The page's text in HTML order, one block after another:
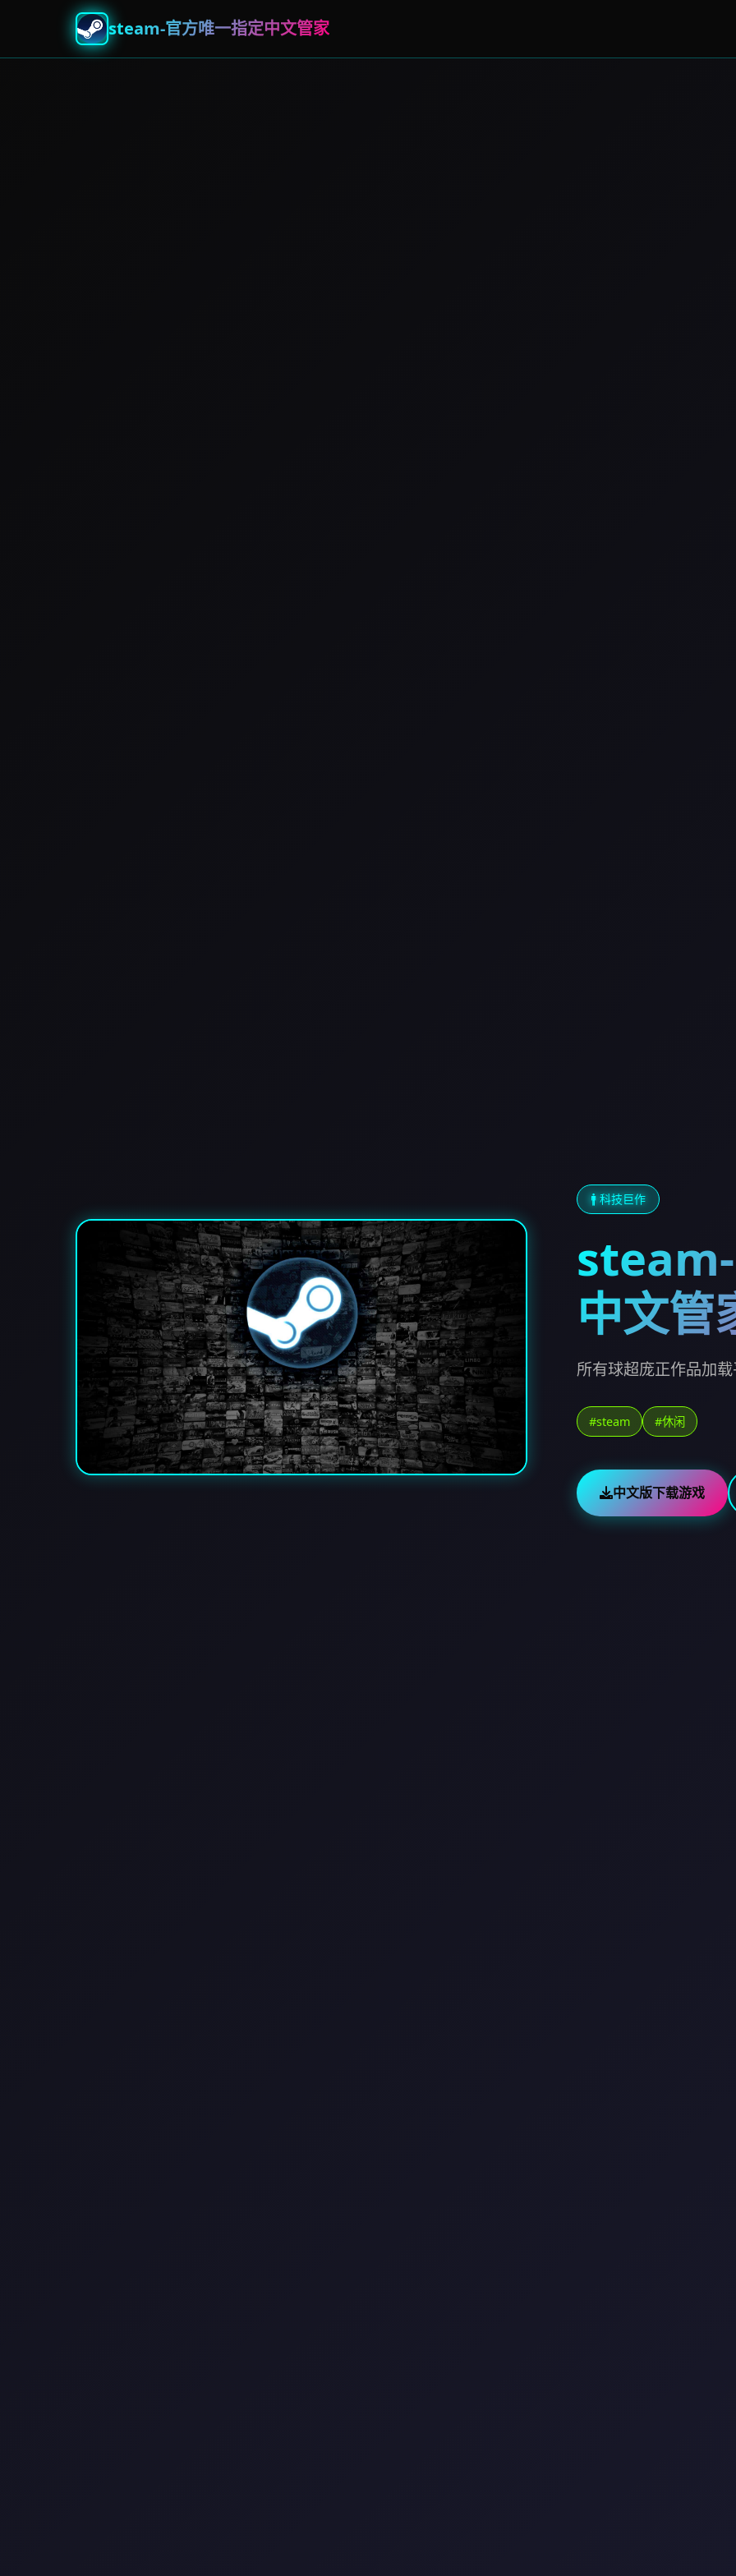
steam-官方唯一指定中文管家
🚹 科技巨作
中文管
所有球超庞正作品加
#steam #休闲
中文版下载游戏